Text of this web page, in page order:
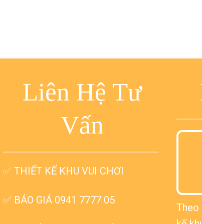
Liên Hệ Tư
Vấn
✅THIẾT KẾ KHU VUI CHƠI
✅ BÁO GIÁ 0941 7777 05
Theo